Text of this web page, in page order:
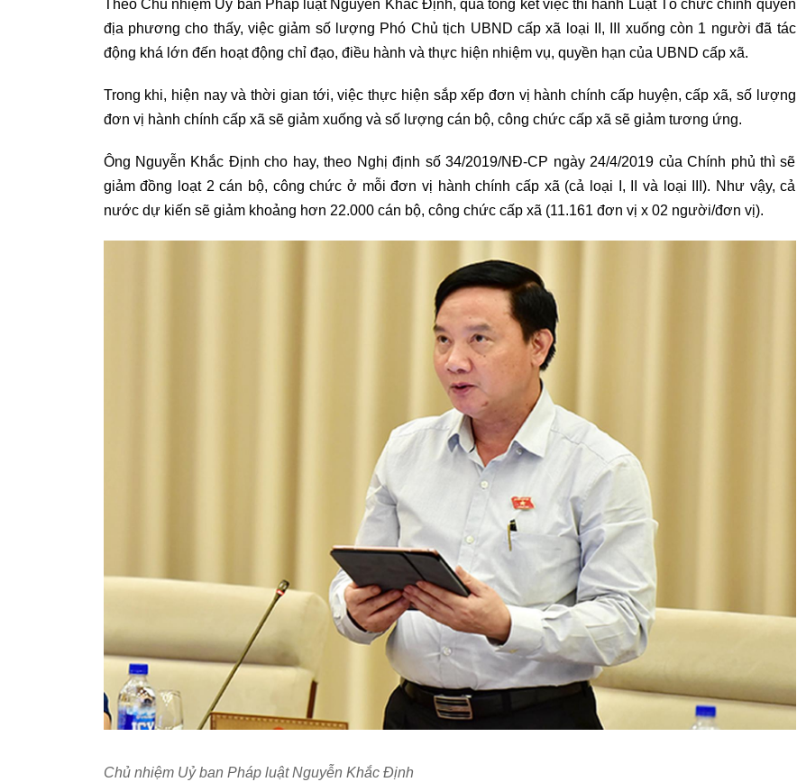
Theo Chủ nhiệm Uỷ ban Pháp luật Nguyễn Khắc Định, qua tổng kết việc thi hành Luật Tổ chức chính quyền
địa phương cho thấy, việc giảm số lượng Phó Chủ tịch UBND cấp xã loại II, III xuống còn 1 người đã tác
động khá lớn đến hoạt động chỉ đạo, điều hành và thực hiện nhiệm vụ, quyền hạn của UBND cấp xã.
Trong khi, hiện nay và thời gian tới, việc thực hiện sắp xếp đơn vị hành chính cấp huyện, cấp xã, số lượng
đơn vị hành chính cấp xã sẽ giảm xuống và số lượng cán bộ, công chức cấp xã sẽ giảm tương ứng.
Ông Nguyễn Khắc Định cho hay, theo Nghị định số 34/2019/NĐ-CP ngày 24/4/2019 của Chính phủ thì sẽ
giảm đồng loạt 2 cán bộ, công chức ở mỗi đơn vị hành chính cấp xã (cả loại I, II và loại III). Như vậy, cả
nước dự kiến sẽ giảm khoảng hơn 22.000 cán bộ, công chức cấp xã (11.161 đơn vị x 02 người/đơn vị).
Chủ nhiệm Uỷ ban Pháp luật Nguyễn Khắc Định